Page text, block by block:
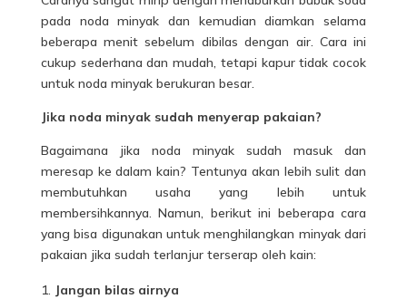
pada noda minyak dan kemudian diamkan selama
beberapa menit sebelum dibilas dengan air. Cara ini
cukup sederhana dan mudah, tetapi kapur tidak cocok
untuk noda minyak berukuran besar.
Jika noda minyak sudah menyerap pakaian?
Bagaimana jika noda minyak sudah masuk dan
meresap ke dalam kain? Tentunya akan lebih sulit dan
membutuhkan usaha yang lebih untuk
membersihkannya. Namun, berikut ini beberapa cara
yang bisa digunakan untuk menghilangkan minyak dari
pakaian jika sudah terlanjur terserap oleh kain:
Jangan bilas airnya